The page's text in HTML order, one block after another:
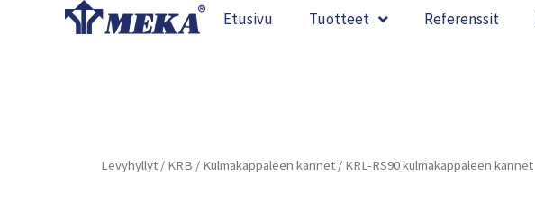
Etusivu Tuotteet Referenssit
Levyhyllyt / KRB / Kulmakappaleen kannet / KRL-RS90 kulmakappaleen kannet